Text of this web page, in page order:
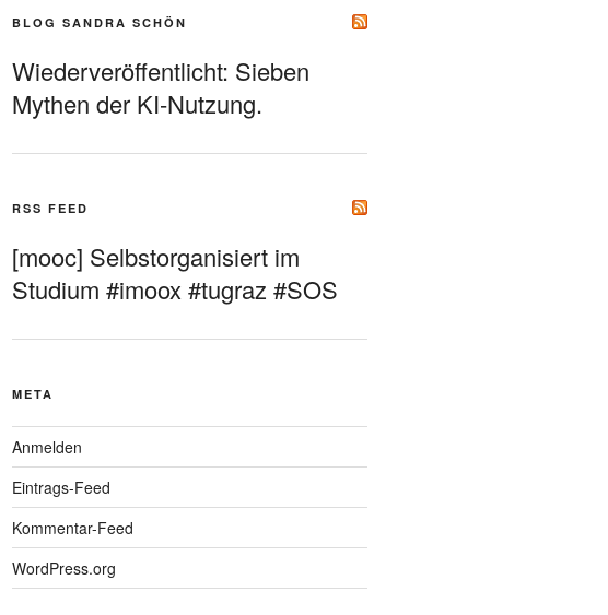
BLOG SANDRA SCHÖN
Wiederveröffentlicht: Sieben
Mythen der KI-Nutzung.
RSS FEED
[mooc] Selbstorganisiert im
Studium #imoox #tugraz #SOS
META
Anmelden
Eintrags-Feed
Kommentar-Feed
WordPress.org